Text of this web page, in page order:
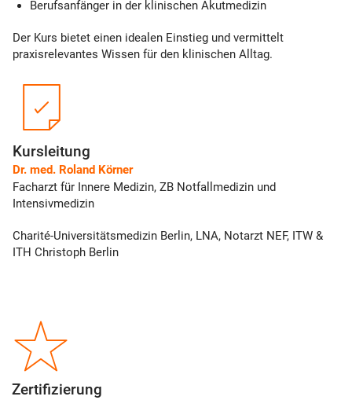
Berufsanfänger in der klinischen Akutmedizin
Der Kurs bietet einen idealen Einstieg und vermittelt
praxisrelevantes Wissen für den klinischen Alltag.
Kursleitung
Dr. med. Roland Körner
Facharzt für Innere Medizin, ZB Notfallmedizin und
Intensivmedizin
Charité-Universitätsmedizin Berlin, LNA, Notarzt NEF, ITW &
ITH Christoph Berlin
Zertifizierung